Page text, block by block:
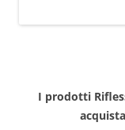
I prodotti